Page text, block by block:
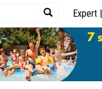
Expert |